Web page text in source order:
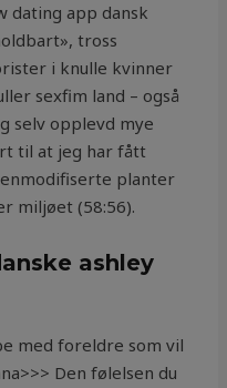
dating app dansk
tross
i knulle kvinner
sexfim land – også
selv opplevd mye
til at jeg har fått
planter
miljøet (58:56).
ashley
med foreldre som vil
Den følelsen du